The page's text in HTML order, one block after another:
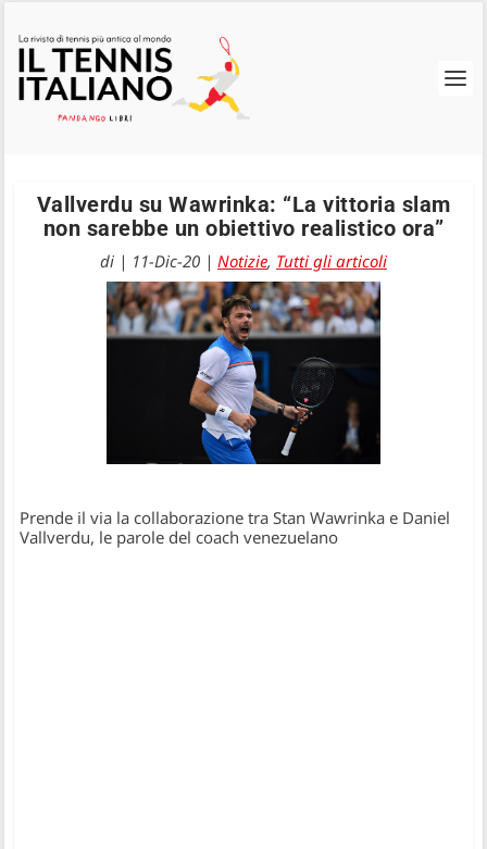
Vallverdu su Wawrinka: “La vittoria slam
non sarebbe un obiettivo realistico ora”
di | 11-Dic-20 | Notizie, Tutti gli articoli
Prende il via la collaborazione tra Stan Wawrinka e Daniel
Vallverdu, le parole del coach venezuelano